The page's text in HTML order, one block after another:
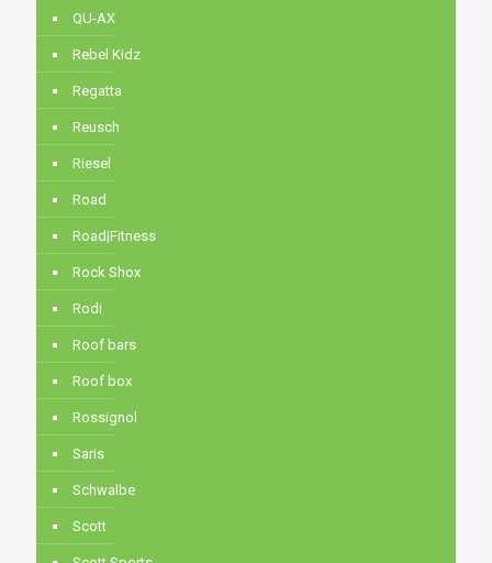
QU-AX
Rebel Kidz
Regatta
Reusch
Riesel
Road
Road|Fitness
Rock Shox
Rodi
Roof bars
Roof box
Rossignol
Saris
Schwalbe
Scott